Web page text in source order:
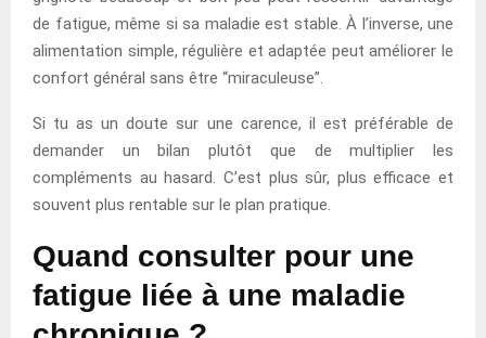
de fatigue, même si sa maladie est stable. À l’inverse, une
alimentation simple, régulière et adaptée peut améliorer le
confort général sans être “miraculeuse”.
Si tu as un doute sur une carence, il est préférable de
demander un bilan plutôt que de multiplier les
compléments au hasard. C’est plus sûr, plus efficace et
souvent plus rentable sur le plan pratique.
Quand consulter pour une
fatigue liée à une maladie